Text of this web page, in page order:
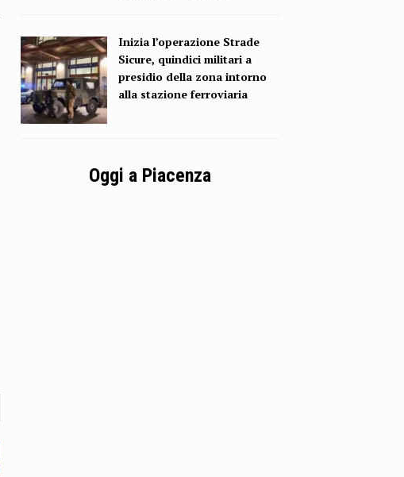
Inizia l’operazione Strade
Sicure, quindici militari a
presidio della zona intorno
alla stazione ferroviaria
Oggi a Piacenza